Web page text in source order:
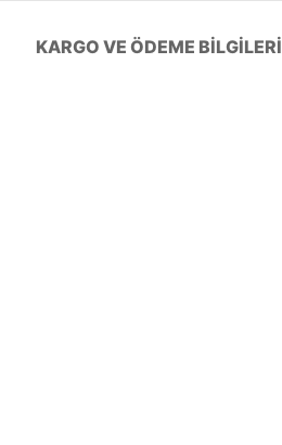
KARGO VE ÖDEME BILGILERI